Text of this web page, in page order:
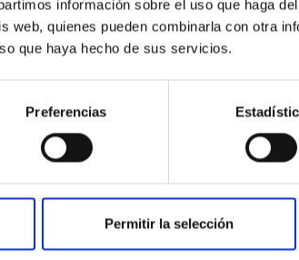
información sobre el uso que haga
web, quienes pueden combinarla con otra
que haya hecho de sus servicios.
Preferencias
Permitir la selección
CHARLA
applications
The CAFADIS project has developed a new
camera based on the plenoptic concept.
and depth can be measured at the same time
and in real time. In fact...